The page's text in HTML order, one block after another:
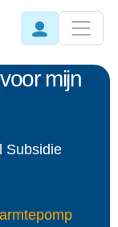
mijn
Subsidie